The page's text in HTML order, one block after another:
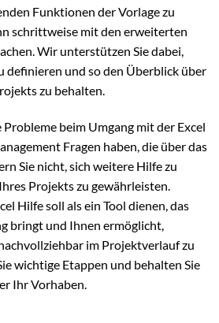
Funktionen der Vorlage zu
schrittweise mit den erweiterten
Wir unterstützen Sie dabei,
definieren und so den Überblick über
zu behalten.
beim Umgang mit der Excel
Fragen haben, die über das
Sie nicht, sich weitere Hilfe zu
Projekts zu gewährleisten.
Hilfe soll als ein Tool dienen, das
bringt und Ihnen ermöglicht,
im Projektverlauf zu
wichtige Etappen und behalten Sie
Ihr Vorhaben.